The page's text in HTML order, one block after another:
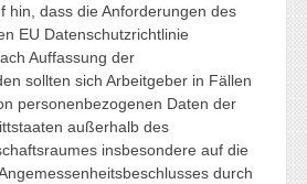
hin, dass die Anforderungen des
EU Datenschutzrichtlinie
Auffassung der
sollten sich Arbeitgeber in Fällen
personenbezogenen Daten der
außerhalb des
insbesondere auf die
durch